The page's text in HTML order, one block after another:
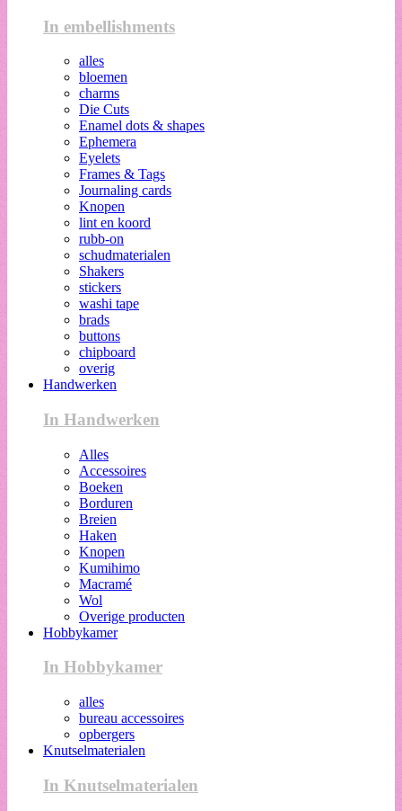
In embellishments
alles
bloemen
charms
Die Cuts
Enamel dots & shapes
Ephemera
Eyelets
Frames & Tags
Journaling cards
Knopen
lint en koord
rubb-on
schudmaterialen
Shakers
stickers
washi tape
brads
buttons
chipboard
overig
Handwerken
In Handwerken
Alles
Accessoires
Boeken
Borduren
Breien
Haken
Knopen
Kumihimo
Macramé
Wol
Overige producten
Hobbykamer
In Hobbykamer
alles
bureau accessoires
opbergers
Knutselmaterialen
In Knutselmaterialen